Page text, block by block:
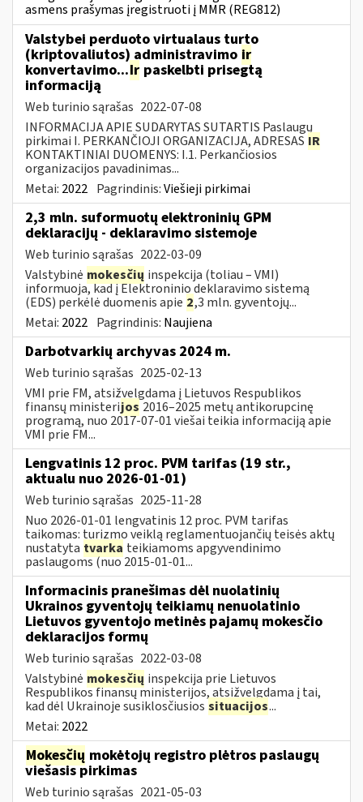
asmens prašymas įregistruoti į MMR (REG812)
Valstybei perduoto virtualaus turto
(kriptovaliutos) administravimo ir
konvertavimo...Ir paskelbti prisegtą
informaciją
Web turinio sąrašas 2022-07-08
INFORMACIJA APIE SUDARYTAS SUTARTIS Paslaugų
pirkimai I. PERKANČIOJI ORGANIZACIJA, ADRESAS IR
KONTAKTINIAI DUOMENYS: I.1. Perkančiosios
organizacijos pavadinimas...
Metai: 2022 Pagrindinis:Viešieji pirkimai
2,3 mln. suformuotų elektroninių GPM
deklaracijų - deklaravimo sistemoje
Web turinio sąrašas 2022-03-09
Valstybinė mokesčių inspekcija (toliau – VMI)
informuoja, kad į Elektroninio deklaravimo sistemą
(EDS) perkėlė duomenis apie 2,3 mln. gyventojų...
Metai: 2022 Pagrindinis: Naujiena
Darbotvarkių archyvas 2024 m.
Web turinio sąrašas 2025-02-13
VMI prie FM, atsižvelgdama į Lietuvos Respublikos
finansų ministerijos 2016–2025 metų antikorupcinę
programą, nuo 2017-07-01 viešai teikia informaciją apie
VMI prie FM...
Lengvatinis 12 proc. PVM tarifas (19 str.,
aktualu nuo 2026-01-01)
Web turinio sąrašas 2025-11-28
Nuo 2026-01-01 lengvatinis 12 proc. PVM tarifas
taikomas: turizmo veiklą reglamentuojančių teisės aktų
nustatyta tvarka teikiamoms apgyvendinimo
paslaugoms (nuo 2015-01-01...
Informacinis pranešimas dėl nuolatinių
Ukrainos gyventojų teikiamų nenuolatinio
Lietuvos gyventojo metinės pajamų mokesčio
deklaracijos formų
Web turinio sąrašas 2022-03-08
Valstybinė mokesčių inspekcija prie Lietuvos
Respublikos finansų ministerijos, atsižvelgdama į tai,
kad dėl Ukrainoje susiklosčiusios situacijos...
Metai: 2022
Mokesčių mokėtojų registro plėtros paslaugų
viešasis pirkimas
Web turinio sąrašas 2021-05-03